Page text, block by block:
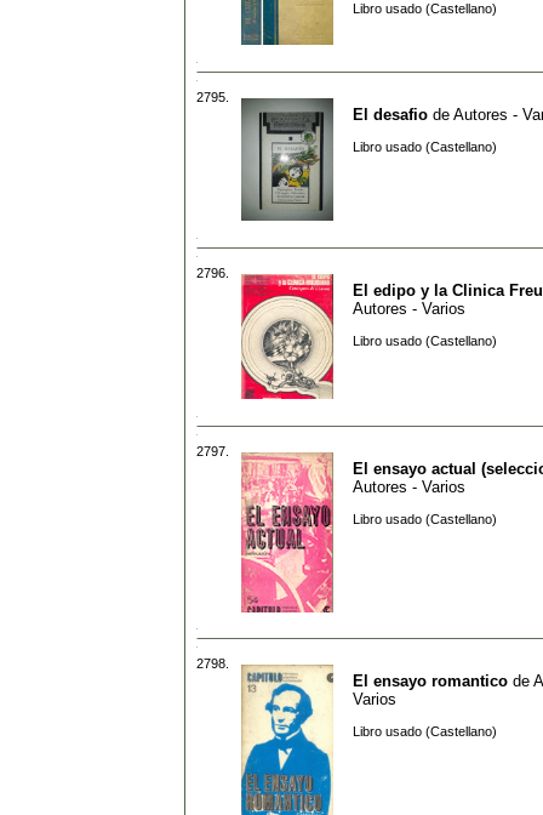
Libro usado (Castellano)
2795.
El desafio de Autores -
Libro usado (Castellano)
2796.
El edipo y la Clinica
Autores - Varios
Libro usado (Castellano)
2797.
El ensayo actual
Autores - Varios
Libro usado (Castellano)
2798.
El ensayo romantico de
Varios
Libro usado (Castellano)